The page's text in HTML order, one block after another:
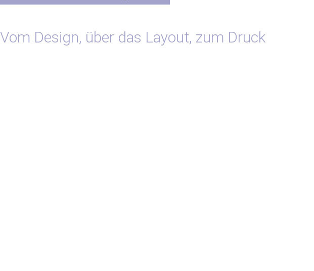
Vom Design, über das Layout, zum Druck